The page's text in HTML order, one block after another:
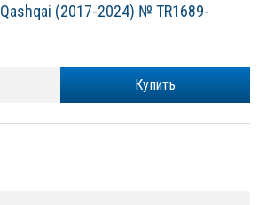
Qashqai (2017-2024) № TR1689-
Купить